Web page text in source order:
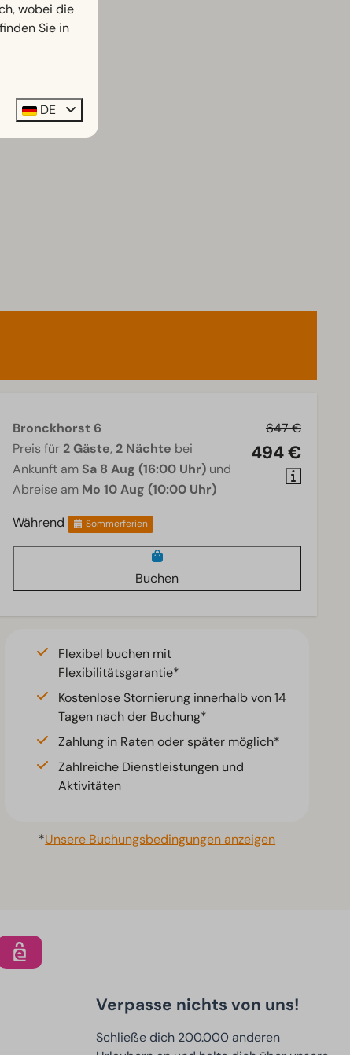
647 €
494 €
Bronckhorst 6
Preis für 2 Gäste, 2 Nächte bei
Ankunft am Sa 8 Aug (16:00 Uhr) und
Abreise am Mo 10 Aug (10:00 Uhr)
Während
Sommerferien
Buchen
Flexibel buchen mit
Flexibilitätsgarantie*
Kostenlose Stornierung innerhalb von 14
Tagen nach der Buchung*
Zahlung in Raten oder später möglich*
Zahlreiche Dienstleistungen und
Aktivitäten
*Unsere Buchungsbedingungen anzeigen
Verpasse nichts von uns!
Schließe dich 200.000 anderen
wobei die
Sie in
DE